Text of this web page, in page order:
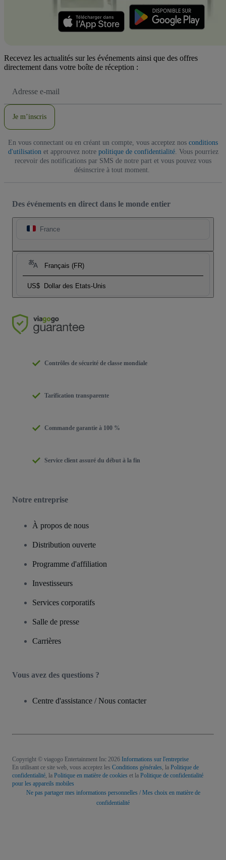
Recevez les actualités sur les événements ainsi que des offres
directement dans votre boîte de réception :
e-
Je m’inscris
En vous connectant ou en créant un compte, vous acceptez nos conditions
d'utilisation et approuvez notre politique de confidentialité. Vous pourriez
recevoir des notifications par SMS de notre part et vous pouvez vous
désinscrire à tout moment.
Des événements en direct dans le monde entier
France
Français (FR)
US$ Dollar des Etats-Unis
Contrôles de sécurité de classe mondiale
Tarification transparente
Commande garantie à 100 %
Service client assuré du début à la fin
Notre entreprise
À propos de nous
Distribution ouverte
Programme d'affiliation
Investisseurs
Services corporatifs
Salle de presse
Carrières
Vous avez des questions ?
Centre d'assistance / Nous contacter
Copyright © viagogo Entertainment Inc 2026 Informations sur l'entreprise
En utilisant ce site web, vous acceptez les Conditions générales , la Politique de
confidentialité , la Politique en matière de cookies et la Politique de confidentialité
pour les appareils mobiles
Ne pas partager mes informations personnelles / Mes choix en matière de
confidentialité